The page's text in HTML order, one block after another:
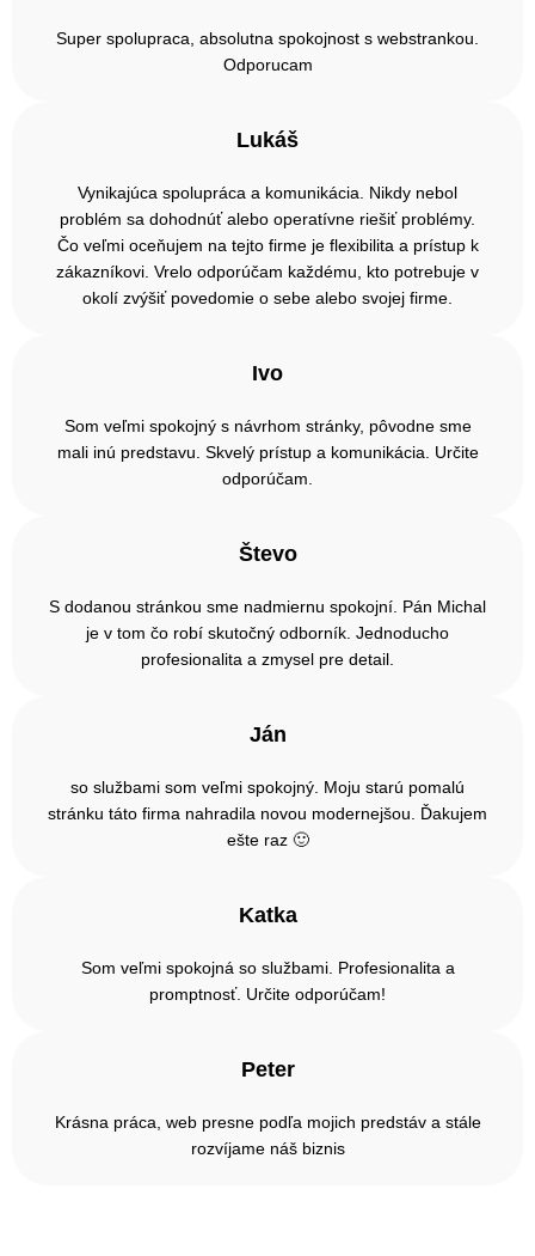
Super spolupraca, absolutna spokojnost s webstrankou.
Odporucam
Lukáš
Vynikajúca spolupráca a komunikácia. Nikdy nebol
problém sa dohodnúť alebo operatívne riešiť problémy.
Čo veľmi oceňujem na tejto firme je flexibilita a prístup k
zákazníkovi. Vrelo odporúčam každému, kto potrebuje v
okolí zvýšiť povedomie o sebe alebo svojej firme.
Ivo
Som veľmi spokojný s návrhom stránky, pôvodne sme
mali inú predstavu. Skvelý prístup a komunikácia. Určite
odporúčam.
Števo
S dodanou stránkou sme nadmiernu spokojní. Pán Michal
je v tom čo robí skutočný odborník. Jednoducho
profesionalita a zmysel pre detail.
Ján
so službami som veľmi spokojný. Moju starú pomalú
stránku táto firma nahradila novou modernejšou. Ďakujem
ešte raz 🙂
Katka
Som veľmi spokojná so službami. Profesionalita a
promptnosť. Určite odporúčam!
Peter
Krásna práca, web presne podľa mojich predstáv a stále
rozvíjame náš biznis